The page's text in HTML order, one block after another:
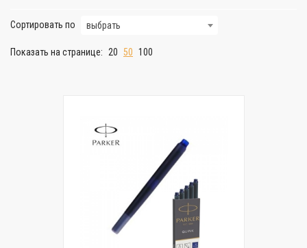
Сортировать по выбрать
Показать на странице: 20 50 100